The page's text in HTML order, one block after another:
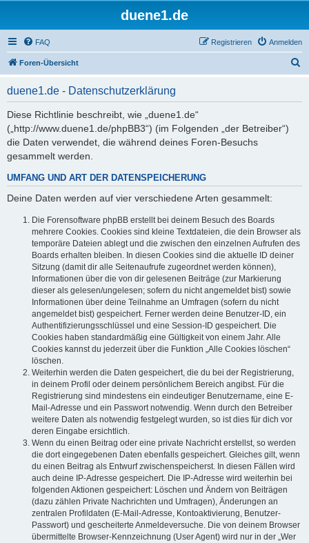
duene1.de
FAQ Anmelden
Registrieren
Foren-Übersicht
duene1.de - Datenschutzerklärung
Diese Richtlinie beschreibt, wie „duene1.de“
(„http://www.duene1.de/phpBB3“) (im Folgenden „der Betreiber“)
die Daten verwendet, die während deines Foren-Besuchs
gesammelt werden.
UMFANG UND ART DER DATENSPEICHERUNG
Deine Daten werden auf vier verschiedene Arten gesammelt:
Die Forensoftware phpBB erstellt bei deinem Besuch des Boards
mehrere Cookies. Cookies sind kleine Textdateien, die dein Browser als
temporäre Dateien ablegt und die zwischen den einzelnen Aufrufen des
Boards erhalten bleiben. In diesen Cookies sind die aktuelle ID deiner
Sitzung (damit dir alle Seitenaufrufe zugeordnet werden können),
Informationen über die von dir gelesenen Beiträge (zur Markierung
dieser als gelesen/ungelesen; sofern du nicht angemeldet bist) sowie
Informationen über deine Teilnahme an Umfragen (sofern du nicht
angemeldet bist) gespeichert. Ferner werden deine Benutzer-ID, ein
Authentifizierungsschlüssel und eine Session-ID gespeichert. Die
Cookies haben standardmäßig eine Gültigkeit von einem Jahr. Alle
Cookies kannst du jederzeit über die Funktion „Alle Cookies löschen“
löschen.
Weiterhin werden die Daten gespeichert, die du bei der Registrierung,
in deinem Profil oder deinem persönlichem Bereich angibst. Für die
Registrierung sind mindestens ein eindeutiger Benutzername, eine E-
Mail-Adresse und ein Passwort notwendig. Wenn durch den Betreiber
weitere Daten als notwendig festgelegt wurden, so ist dies für dich vor
deren Eingabe ersichtlich.
Wenn du einen Beitrag oder eine private Nachricht erstellst, so werden
die dort eingegebenen Daten ebenfalls gespeichert. Gleiches gilt, wenn
du einen Beitrag als Entwurf zwischenspeicherst. In diesen Fällen wird
auch deine IP-Adresse gespeichert. Die IP-Adresse wird weiterhin bei
folgenden Aktionen gespeichert: Löschen und Ändern von Beiträgen
(dazu zählen Private Nachrichten und Umfragen), Änderungen an
zentralen Profildaten (E-Mail-Adresse, Kontoaktivierung, Benutzer-
Passwort) und gescheiterte Anmeldeversuche. Die von deinem Browser
übermittelte Browser-Kennzeichnung (User Agent) wird nur in der „Wer